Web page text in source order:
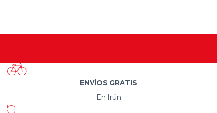
ENVÍOS GRATIS
En Irún